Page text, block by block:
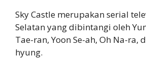
Sky Castle merupakan serial
Selatan yang dibintangi oleh
Tae-ran, Yoon Se-ah, Oh Na-ra,
hyung.